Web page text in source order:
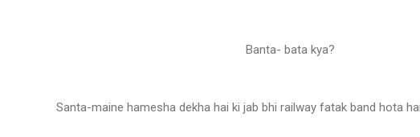
Banta- bata kya?
Santa-maine hamesha dekha hai ki jab bhi railway fatak band hota